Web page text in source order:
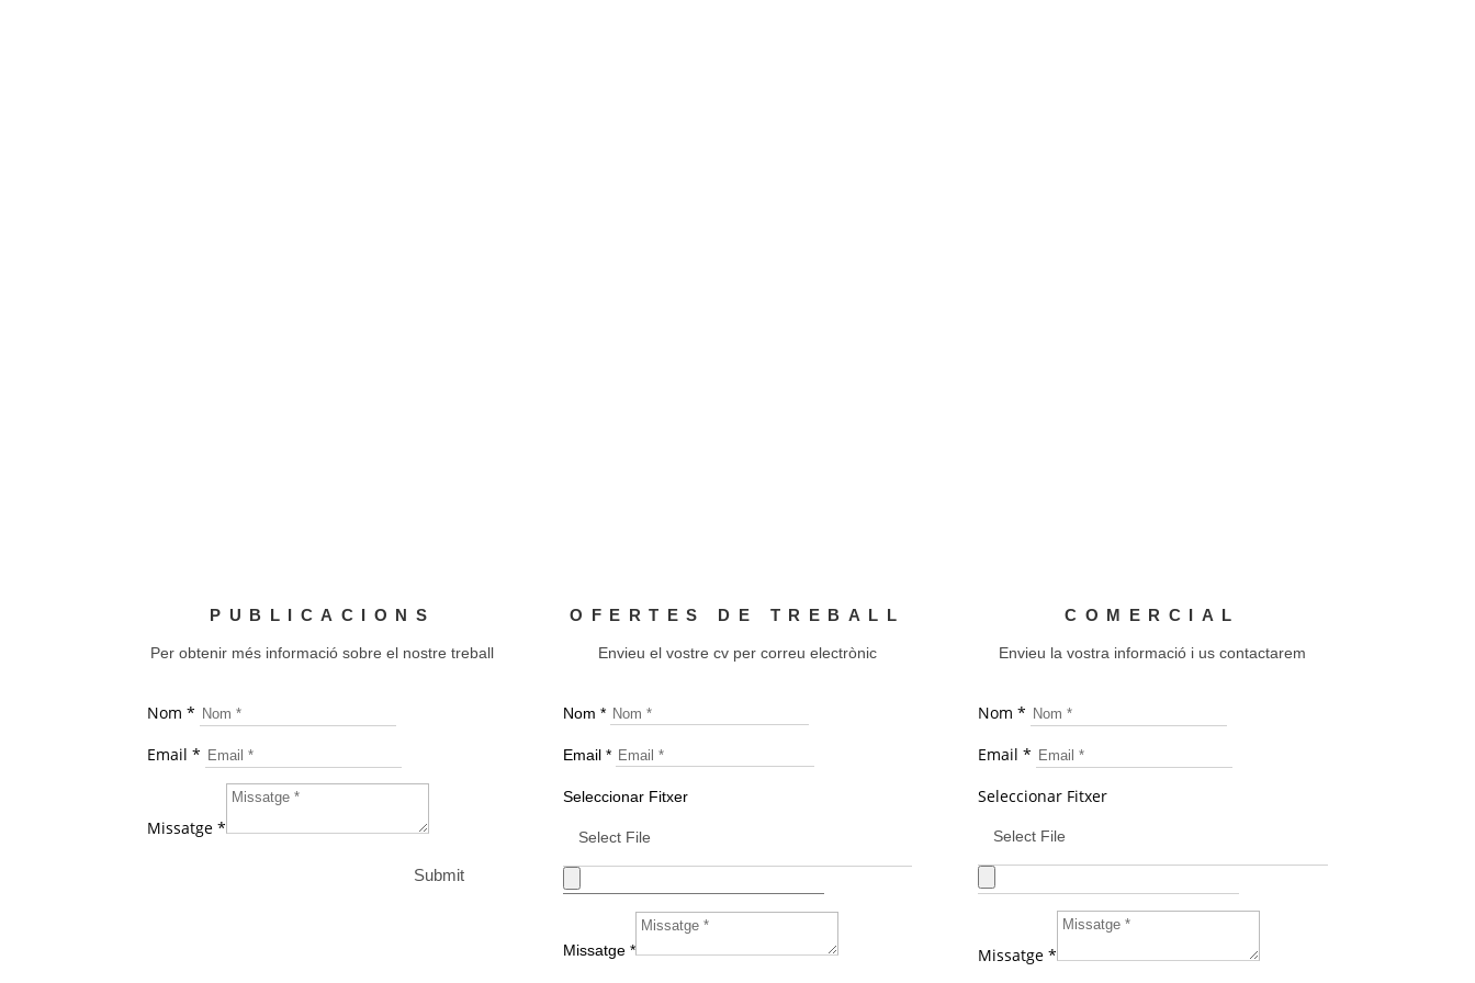
PUBLICACIONS
Per obtenir més informació sobre el nostre treball
Nom *
Email *
Missatge *
Submit
OFERTES DE TREBALL
Envieu el vostre cv per correu electrònic
Nom *
Email *
Seleccionar Fitxer
Select File
Missatge *
COMERCIAL
Envieu la vostra informació i us contactarem
Nom *
Email *
Seleccionar Fitxer
Select File
Missatge *